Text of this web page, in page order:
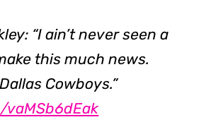
“I ain’t never seen a
this much news.
Cowboys.”